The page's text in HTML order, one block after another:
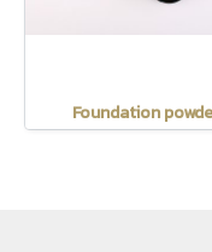
Foundation